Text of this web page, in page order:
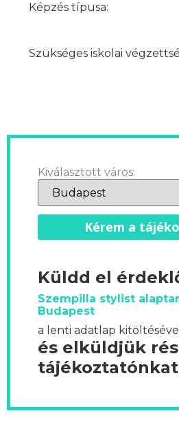
Képzés típusa:
Szükséges iskolai
Kiválasztott város:
Kérem a
Küldd el
Szempilla stylist
Budapest
a lenti adatlap kitöltésével
és elküldjük